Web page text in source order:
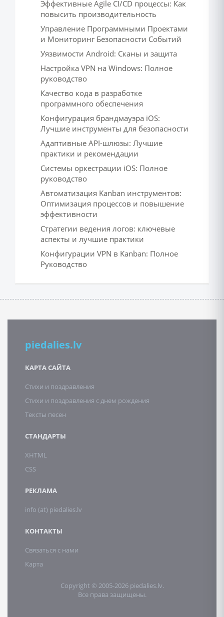
Эффективные Agile CI/CD процессы: Как
повысить производительность
Управление Программными Проектами
и Мониторинг Безопасности Событий
Уязвимости Android: Сканы и защита
Настройка VPN на Windows: Полное
руководство
Качество кода в разработке
программного обеспечения
Конфигурация брандмауэра iOS:
Лучшие инструменты для безопасности
Адаптивные API-шлюзы: Лучшие
практики и рекомендации
Системы оркестрации iOS: Полное
руководство
Автоматизация Kanban инструментов:
Оптимизация процессов и повышение
эффективности
Стратегии ведения логов: ключевые
аспекты и лучшие практики
Конфигурации VPN в Kanban: Полное
Руководство
piedalies.lv
КАРТА САЙТА
Стихи и поздравления
Стихи и поздравления с днем рождения
Тексты песен
СТАНДАРТЫ
XHTML
CSS
РЕКЛАМА
info (at) piedalies.lv
КОНТАКТЫ
Связаться с нами
Карта
Copyright © 2005-2026 piedalies.lv.
Все права защищены.